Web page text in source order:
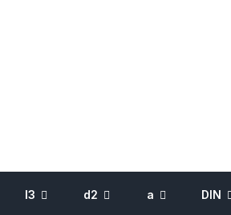
l3 d2 a DIN